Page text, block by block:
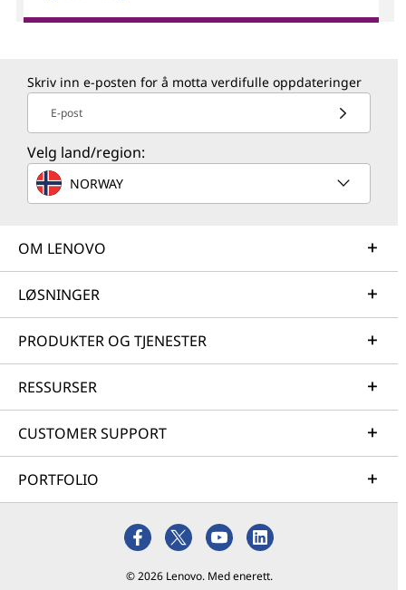
Skriv inn e-posten for å motta verdifulle oppdateringer
E-post
Velg land/region:
NORWAY
OM LENOVO
LØSNINGER
PRODUKTER OG TJENESTER
RESSURSER
CUSTOMER SUPPORT
PORTFOLIO
© 2026 Lenovo. Med enerett.